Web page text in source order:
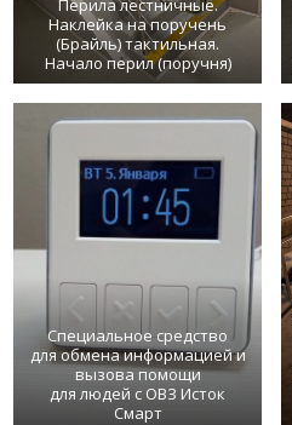
Наклейка на поручень
(Брайль) тактильная.
Начало перил (поручня)
Специальное средство
для обмена информацией и
вызова помощи
для людей с ОВЗ Исток
Смарт